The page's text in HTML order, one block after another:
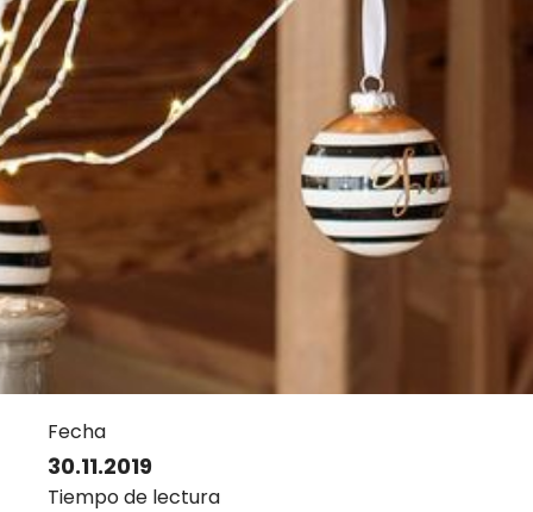
Fecha
30.11.2019
Tiempo de lectura